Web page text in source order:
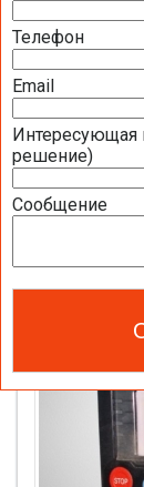
Телефон
Email
Интересующая
решение)
Сообщение